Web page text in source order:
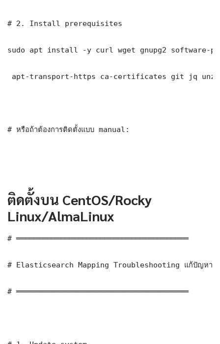
# 2. Install prerequisites
sudo apt install -y curl wget gnupg2 software-
apt-transport-https ca-certificates git jq
# หรือถ้าต้องการติดตั้งแบบ manual:
ติดตั้งบน CentOS/Rocky
Linux/AlmaLinux
# ═══════════════════════════════════════
# Elasticsearch Mapping Troubleshooting แก้ปัญหา
# ═══════════════════════════════════════